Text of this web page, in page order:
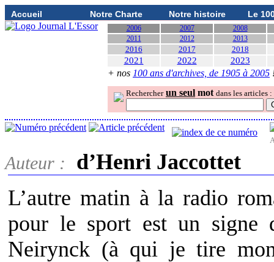
Accueil Notre Charte Notre histoire Le
2006 2007
2008
2011
2012 2013
2016 2017 2018
2021 2022 2023
+ nos 100 ans d'archives, de 1905 à 2005
Rechercher un seul mot dans les articles :
Auteur :
d’Henri Jaccottet
L’autre matin à la radio
pour le sport est un signe
Neirynck (à qui je tire